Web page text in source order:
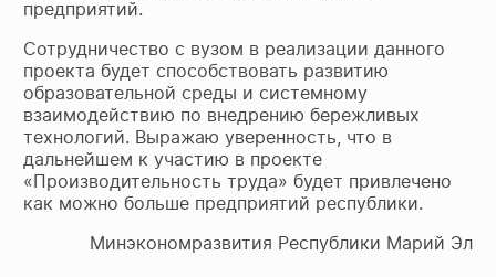
предприятий.
Сотрудничество с вузом в реализации данного
проекта будет способствовать развитию
образовательной среды и системному
взаимодействию по внедрению бережливых
технологий. Выражаю уверенность, что в
дальнейшем к участию в проекте
«Производительность труда» будет привлечено
как можно больше предприятий республики.
Минэкономразвития Республики Марий Эл